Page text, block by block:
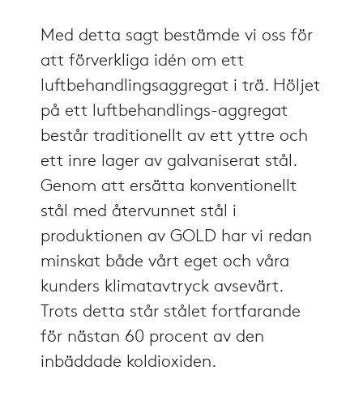
Med detta sagt bestämde vi oss för
att förverkliga idén om ett
luftbehandlingsaggregat i trä. Höljet
på ett luftbehandlings-aggregat
består traditionellt av ett yttre och
ett inre lager av galvaniserat stål.
Genom att ersätta konventionellt
stål med återvunnet stål i
produktionen av GOLD har vi redan
minskat både vårt eget och våra
kunders klimatavtryck avsevärt.
Trots detta står stålet fortfarande
för nästan 60 procent av den
inbäddade koldioxiden.